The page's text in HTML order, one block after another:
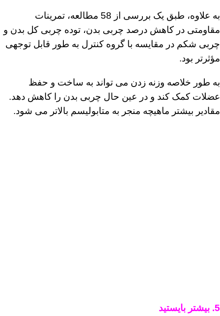
به علاوه، طبق یک بررسی از 58 مطالعه، تمرینات
مقاومتی در کاهش درصد چربی بدن، توده چربی کل بدن و
چربی شکم در مقایسه با گروه کنترل به طور قابل توجهی
مؤثرتر بود.
به طور خلاصه وزنه زدن می تواند به ساخت و حفظ
عضلات کمک کند و در عین حال چربی بدن را کاهش دهد.
مقادیر بیشتر ماهیچه منجر به متابولیسم بالاتر می شود.
5. بیشتر بایستید